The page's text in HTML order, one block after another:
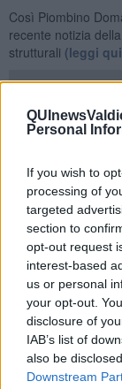
Personal
If you wish to
processing of
targeted
section to
opt-out request
interest-based
us or personal
your opt-out.
disclosure of
IAB’s list of
also be
Downstream
Così Piombino
recente notizia
strutturali (leggi
Si chiude senza
date, luoghi
garantita dal
strutturali
adeguamenti
teatro e, per
anche il Mercato
proseguito - Il
sapevano da
unica struttura in
cinema, teatro e
preparata
chiudere non si
svolgono. Il